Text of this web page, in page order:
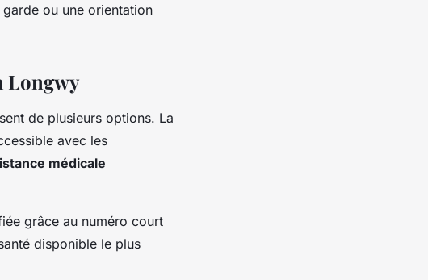
ou une orientation
Longwy
de plusieurs options. La
avec les
médicale
grâce au numéro court
disponible le plus